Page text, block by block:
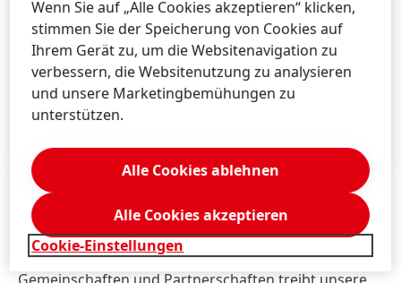
WIR BIETENMEHR ALS JOBS
Mit klaren Zielen für unseren Planeten,
Wenn Sie auf „Alle Cookies akzeptieren“ klicken,
stimmen Sie der Speicherung von Cookies auf
Ihrem Gerät zu, um die Websitenavigation zu
verbessern, die Websitenutzung zu analysieren
und unsere Marketingbemühungen zu
unterstützen.
Cookie-Einstellungen
Alle Cookies ablehnen
Alle Cookies akzeptieren